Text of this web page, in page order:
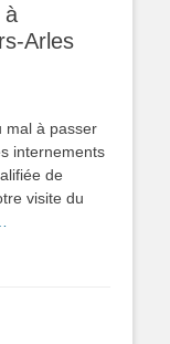
à
Arles
mal à passer
internements
de
visite du